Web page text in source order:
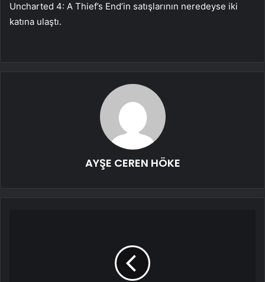
Uncharted 4: A Thief’s End’in satışlarının neredeyse iki
katına ulaştı.
AYŞE CEREN HÖKE